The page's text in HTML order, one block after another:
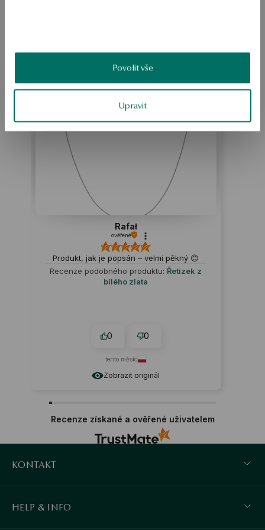
Povolit vše
Upravit
Produkt nemá žádné recenze
Možná by Vás mohly zajímat i jiné produkty
Zobrazit originál
ukázka
Rafał
ověřené
Produkt, jak je popsán – velmi pěkný 😊
Recenze podobného produktu: Řetízek z
bílého zlata
0 0
tento měsíc
Recenze získané a ověřené uživatelem
KONTAKT
HELP & INFO